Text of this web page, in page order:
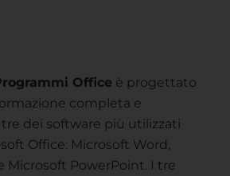
Office è progettato
completa e
dei software più utilizzati
Office: Microsoft Word,
Microsoft PowerPoint. I tre